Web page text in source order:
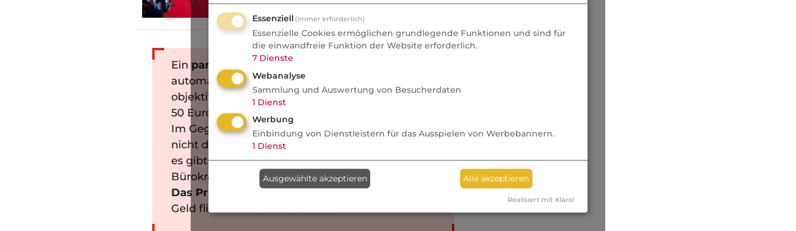
Klatschreportern werden
Ein parametrisches Versicherungsprodukt
automatisch einen festen Betrag aus, sobald ein
objektiv messbares Ereignis eintritt – zum Beispiel
50 Euro bei einer Flugverspätung ab 2 Stunden.
Im Gegensatz zu klassischen Versicherungen wird
nicht der tatsächliche Schaden erstattet, sondern
es gibt sofort Geld ohne aufwendige Prüfung oder
Bürokratie.
Das Prinzip
: Ereignis tritt ein → Parameter erfüllt →
Geld fließt automatisch.
Essenziell (immer erforderlich)
Essenzielle Cookies ermöglichen grundlegende Funktionen und sind für
die einwandfreie Funktion der Website erforderlich.
7 Dienste
Webanalyse
Sammlung und Auswertung von Besucherdaten
1 Dienst
Werbung
Einbindung von Dienstleistern für das Ausspielen von Werbebannern.
1 Dienst
Ausgewählte akzeptieren Alle akzeptieren
Realisiert mit Klaro!